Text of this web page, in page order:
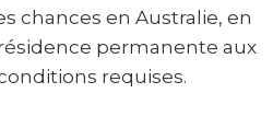
chances en Australie, en
permanente aux
requises.